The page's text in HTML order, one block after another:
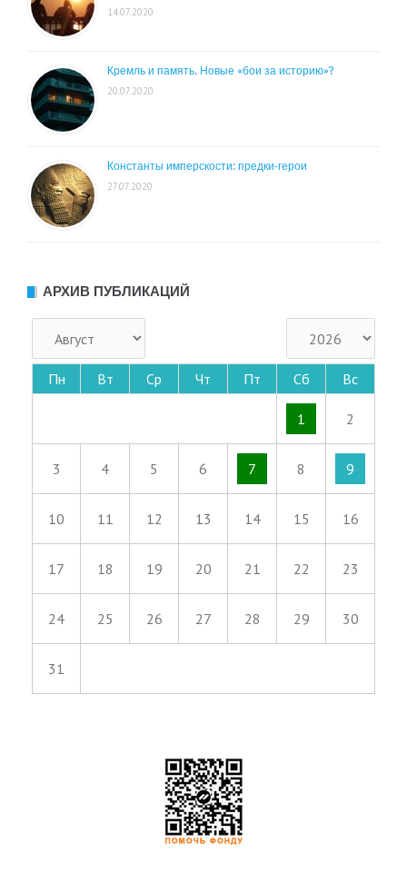
14.07.2020
Кремль и память. Новые «бои за историю»?
20.07.2020
Константы имперскости: предки-герои
27.07.2020
АРХИВ ПУБЛИКАЦИЙ
Пн Вт Ср Чт Пт Сб Вс
1 2
3 4 5 6 7 8 9
10 11 12 13 14 15 16
17 18 19 20 21 22 23
24 25 26 27 28 29 30
31